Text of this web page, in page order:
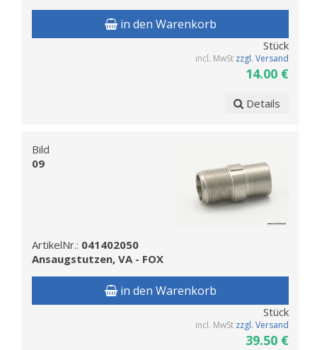
in den Warenkorb
Stück
incl. MwSt zzgl. Versand
14.00 €
Details
Bild
09
ArtikelNr.: 041402050
Ansaugstutzen, VA - FOX
in den Warenkorb
Stück
incl. MwSt zzgl. Versand
39.50 €